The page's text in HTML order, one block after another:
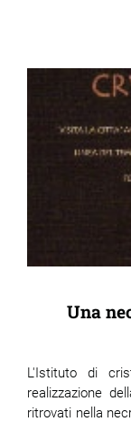
Una
L'Istituto di
realizzazione
ritrovati nella